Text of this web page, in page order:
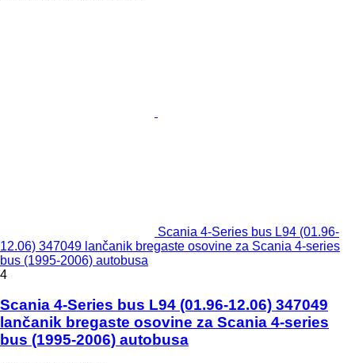
Scania 4-Series bus L94 (01.96-
12.06) 347049 lančanik bregaste osovine za Scania 4-series
bus (1995-2006) autobusa
4
Scania 4-Series bus L94 (01.96-12.06) 347049
lančanik bregaste osovine za Scania 4-series
bus (1995-2006) autobusa